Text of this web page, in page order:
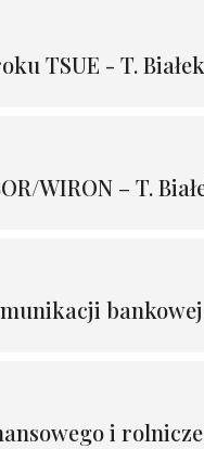
TSUE - T. Białek
WIRON – T.
bankowej
i